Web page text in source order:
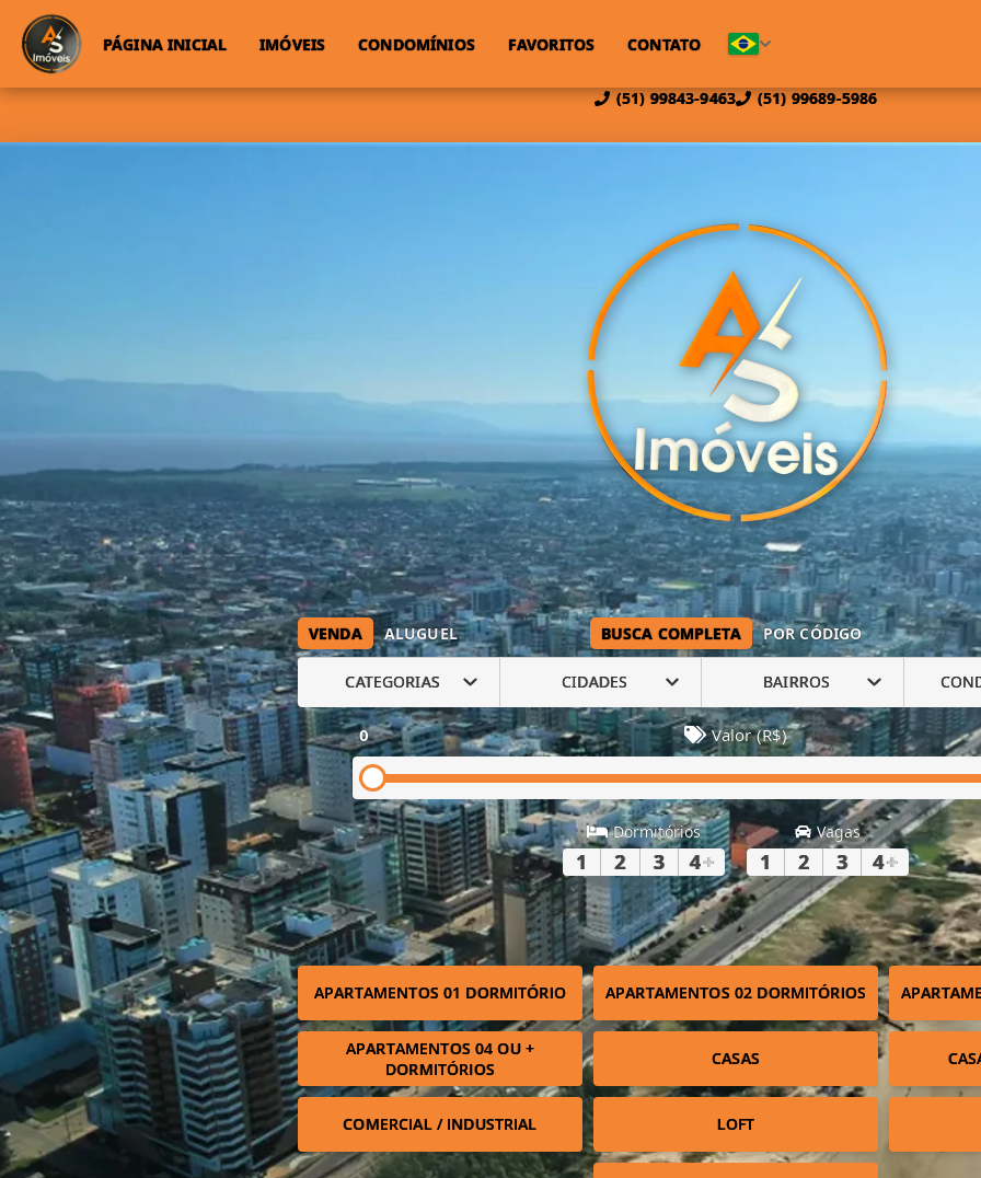
(51) 99843-9463 (51) 99689-5986
PÁGINA INICIAL IMÓVEIS CONDOMÍNIOS FAVORITOS CONTATO
VENDA ALUGUEL BUSCA COMPLETA POR CÓDIGO
CATEGORIAS CIDADES BAIRROS
0 Valor (R$)
Dormitórios
1 2 3 4+
Vagas
1 2 3 4+
APARTAMENTOS 01 DORMITÓRIO APARTAMENTOS 02 DORMITÓRIOS
APARTAMENTOS 04 OU +
DORMITÓRIOS
CASAS
COMERCIAL / INDUSTRIAL LOFT